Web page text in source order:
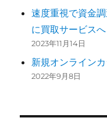
速度重視で資金
に買取サービスへ
2023年11月14日
新規オンライン
2022年9月8日